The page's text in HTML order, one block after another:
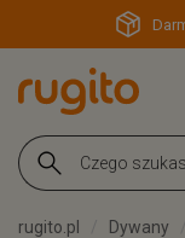
rugito.pl Dywany